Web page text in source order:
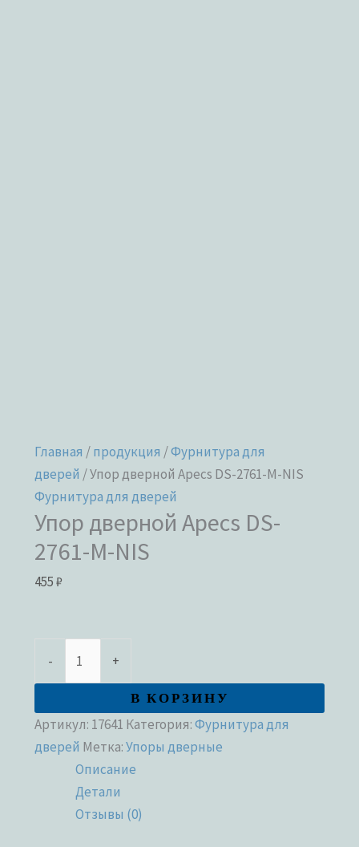
Главная /продукция /Фурнитура для
дверей / Упор дверной Apecs DS-2761-M-NIS
Фурнитура для дверей
Упор дверной Apecs DS-
2761-M-NIS
455₽
- +
В КОРЗИНУ
Артикул: 17641 Категория:Фурнитура для
дверей Метка:Упоры дверные
Описание
Детали
Отзывы (0)